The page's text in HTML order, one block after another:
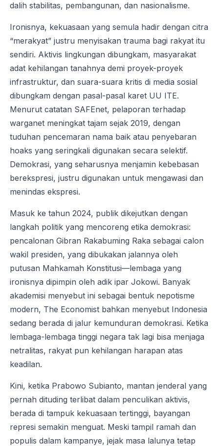
dalih stabilitas, pembangunan, dan nasionalisme.
Ironisnya, kekuasaan yang semula hadir dengan citra
“merakyat” justru menyisakan trauma bagi rakyat itu
sendiri. Aktivis lingkungan dibungkam, masyarakat
adat kehilangan tanahnya demi proyek-proyek
infrastruktur, dan suara-suara kritis di media sosial
dibungkam dengan pasal-pasal karet UU ITE.
Menurut catatan SAFEnet, pelaporan terhadap
warganet meningkat tajam sejak 2019, dengan
tuduhan pencemaran nama baik atau penyebaran
hoaks yang seringkali digunakan secara selektif.
Demokrasi, yang seharusnya menjamin kebebasan
berekspresi, justru digunakan untuk mengawasi dan
menindas ekspresi.
Masuk ke tahun 2024, publik dikejutkan dengan
langkah politik yang mencoreng etika demokrasi:
pencalonan Gibran Rakabuming Raka sebagai calon
wakil presiden, yang dibukakan jalannya oleh
putusan Mahkamah Konstitusi—lembaga yang
ironisnya dipimpin oleh adik ipar Jokowi. Banyak
akademisi menyebut ini sebagai bentuk nepotisme
modern, The Economist bahkan menyebut Indonesia
sedang berada di jalur kemunduran demokrasi. Ketika
lembaga-lembaga tinggi negara tak lagi bisa menjaga
netralitas, rakyat pun kehilangan harapan atas
keadilan.
Kini, ketika Prabowo Subianto, mantan jenderal yang
pernah dituding terlibat dalam penculikan aktivis,
berada di tampuk kekuasaan tertinggi, bayangan
represi semakin menguat. Meski tampil ramah dan
populis dalam kampanye, jejak masa lalunya tetap